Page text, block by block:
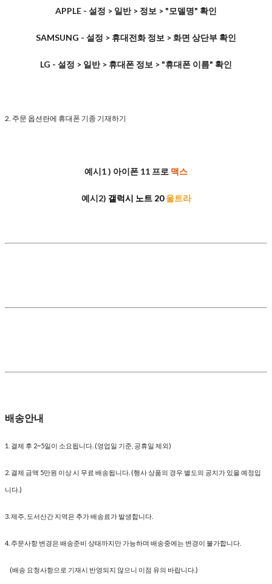
APPLE - 설정 > 일반 > 정보 > "모델명" 확인
SAMSUNG - 설정 > 휴대전화 정보 > 화면 상단부 확인
LG - 설정 > 일반 > 휴대폰 정보 > "휴대폰 이름" 확인
2. 주문 옵션란에 휴대폰 기종 기재하기
예시1 ) 아이폰 11 프로 맥스
예시2) 갤럭시 노트 20울트라
배송안내
1. 결제 후 2~5일이 소요됩니다. (영업일 기준, 공휴일 제외)
2. 결제 금액 5만원 이상 시 무료 배송됩니다. (행사 상품의 경우 별도의 공지가 있을 예정입
니다.)
3. 제주, 도서산간 지역은 추가 배송료가 발생합니다.
4. 주문사항 변경은 배송준비 상태까지만 가능하며 배송중에는 변경이 불가합니다.
(배송 요청사항으로 기재시 반영되지 않으니 이점 유의 바랍니다.)